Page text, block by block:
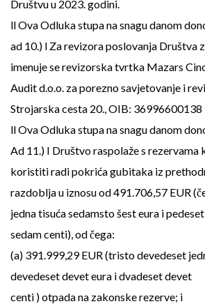
Društvu u 2023. godini.
ll Ova Odluka stupa na snagu danom
ad 10.) l Za revizora poslovanja Društva
imenuje se revizorska tvrtka Mazars
Audit d.o.o. za porezno savjetovanje i
Strojarska cesta 20., OIB: 36996600138
ll Ova Odluka stupa na snagu danom
Ad 11.) I Društvo raspolaže s rezervama
koristiti radi pokrića gubitaka iz
razdoblja u iznosu od 491.706,57 EUR
jedna tisuća sedamsto šest eura i pedeset
sedam centi), od čega:
(a) 391.999,29 EUR (tristo devedeset
devedeset devet eura i dvadeset devet
centi ) otpada na zakonske rezerve; i